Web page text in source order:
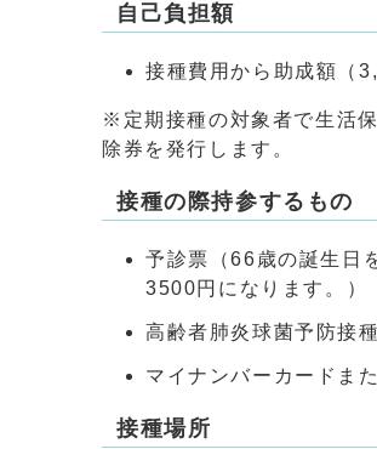
自己負担額
接種費用から助成額（
※定期接種の対象者で生活
除券を発行します。
接種の際持参するもの
予診票（66歳の誕生日
3500円になります。）
高齢者肺炎球菌予防接
マイナンバーカードま
接種場所